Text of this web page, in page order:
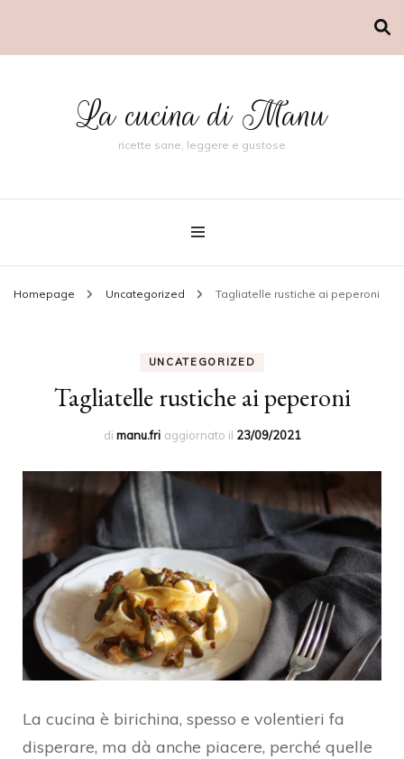
La cucina di Manu
ricette sane, leggere e gustose
Homepage Uncategorized Tagliatelle rustiche ai peperoni
UNCATEGORIZED
Tagliatelle rustiche ai peperoni
di manu.fri aggiornato il 23/09/2021
La cucina è birichina, spesso e volentieri fa
disperare, ma dà anche piacere, perché quelle